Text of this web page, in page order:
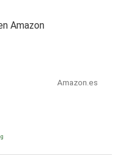
Amazon
Amazon.es